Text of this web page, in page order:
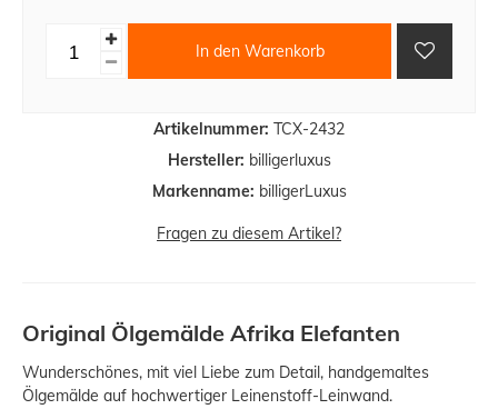
Artikelnummer: TCX-2432
Hersteller: billigerluxus
Markenname: billigerLuxus
In den Warenkorb
Fragen zu diesem Artikel?
Original Ölgemälde Afrika Elefanten
Wunderschönes, mit viel Liebe zum Detail, handgemaltes
Ölgemälde auf hochwertiger Leinenstoff-Leinwand.